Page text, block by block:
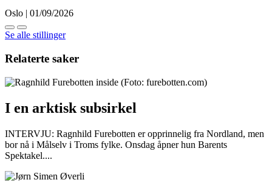
Oslo | 01/09/2026
Se alle stillinger
Relaterte saker
I en arktisk subsirkel
INTERVJU: Ragnhild Furebotten er opprinnelig fra Nordland, men
bor nå i Målselv i Troms fylke. Onsdag åpner hun Barents
Spektakel....